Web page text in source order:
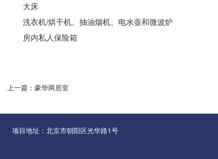
大床
洗衣机/烘干机、抽油烟机、电水壶和微波炉
房内私人保险箱
上一篇： 豪华两居室
项目地址：北京市朝阳区光华路1号